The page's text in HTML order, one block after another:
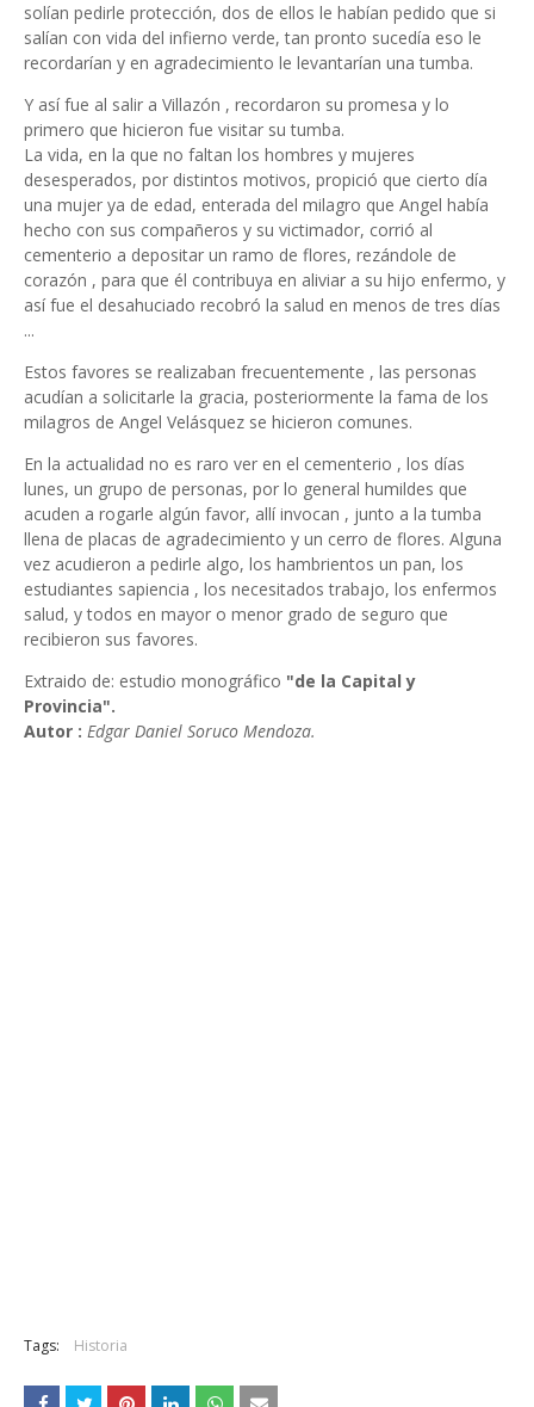
solían pedirle protección, dos de ellos le habían pedido que si
salían con vida del infierno verde, tan pronto sucedía eso le
recordarían y en agradecimiento le levantarían una tumba.
Y así fue al salir a Villazón , recordaron su promesa y lo
primero que hicieron fue visitar su tumba.
La vida, en la que no faltan los hombres y mujeres
desesperados, por distintos motivos, propició que cierto día
una mujer ya de edad, enterada del milagro que Angel había
hecho con sus compañeros y su victimador, corrió al
cementerio a depositar un ramo de flores, rezándole de
corazón , para que él contribuya en aliviar a su hijo enfermo, y
así fue el desahuciado recobró la salud en menos de tres días
...
Estos favores se realizaban frecuentemente , las personas
acudían a solicitarle la gracia, posteriormente la fama de los
milagros de Angel Velásquez se hicieron comunes.
En la actualidad no es raro ver en el cementerio , los días
lunes, un grupo de personas, por lo general humildes que
acuden a rogarle algún favor, allí invocan , junto a la tumba
llena de placas de agradecimiento y un cerro de flores. Alguna
vez acudieron a pedirle algo, los hambrientos un pan, los
estudiantes sapiencia , los necesitados trabajo, los enfermos
salud, y todos en mayor o menor grado de seguro que
recibieron sus favores.
Extraido de: estudio monográfico "de la Capital y
Provincia".
Autor : Edgar Daniel Soruco Mendoza.
Tags: Historia